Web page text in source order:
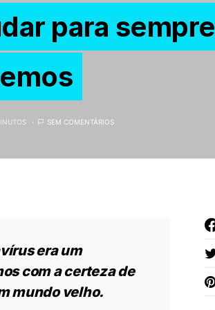
para sempre
SEM COMENTÁRIOS
era um
com a certeza de
mundo velho.